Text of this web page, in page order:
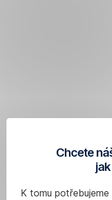
Chcete
K tomu potřebujeme